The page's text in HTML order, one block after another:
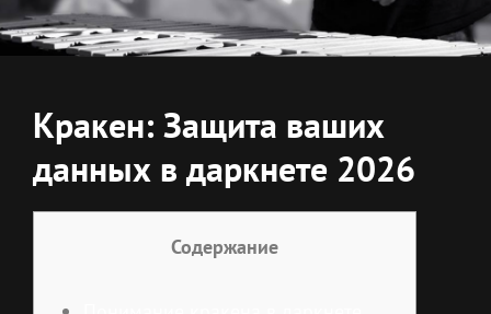
Кракен: Защита ваших
данных в даркнете 2026
Содержание